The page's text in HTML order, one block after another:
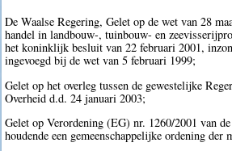
De Waalse Regering, Gelet op de wet van 28
handel in landbouw-, tuinbouw- en
het koninklijk besluit van 22 februari 2001,
ingevoegd bij de wet van 5 februari 1999;
Gelet op het overleg tussen de gewestelijke
Overheid d.d. 24 januari 2003;
Gelet op Verordening (EG) nr. 1260/2001 van
houdende een gemeenschappelijke ordening der